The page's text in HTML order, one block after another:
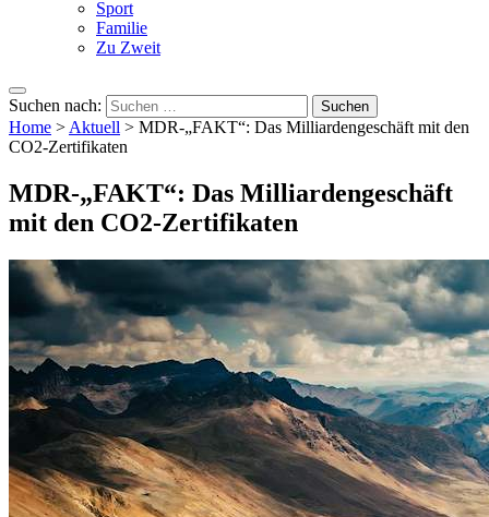
Sport
Familie
Zu Zweit
Suchen nach:
Home >Aktuell > MDR-„FAKT“: Das Milliardengeschäft mit den
CO2-Zertifikaten
MDR-„FAKT“: Das Milliardengeschäft
mit den CO2-Zertifikaten